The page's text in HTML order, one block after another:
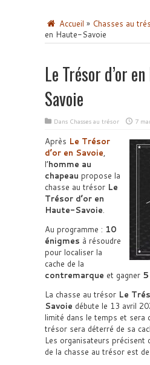
Accueil » Chasses au
en Haute-Savoie
Le Trésor d’or
Savoie
Dans Chasses au trésor 7
Après Le Trésor
d’or en Savoie,
l’homme au
chapeau propose la
chasse au trésor Le
Trésor d’or en
Haute-Savoie.
Au programme : 10
énigmes à résoudre
pour localiser la
cache de la
contremarque et gagner
La chasse au trésor Le
Savoie débute le 13 avril
limité dans le temps et sera
trésor sera déterré de sa
Les organisateurs précisent
de la chasse au trésor est